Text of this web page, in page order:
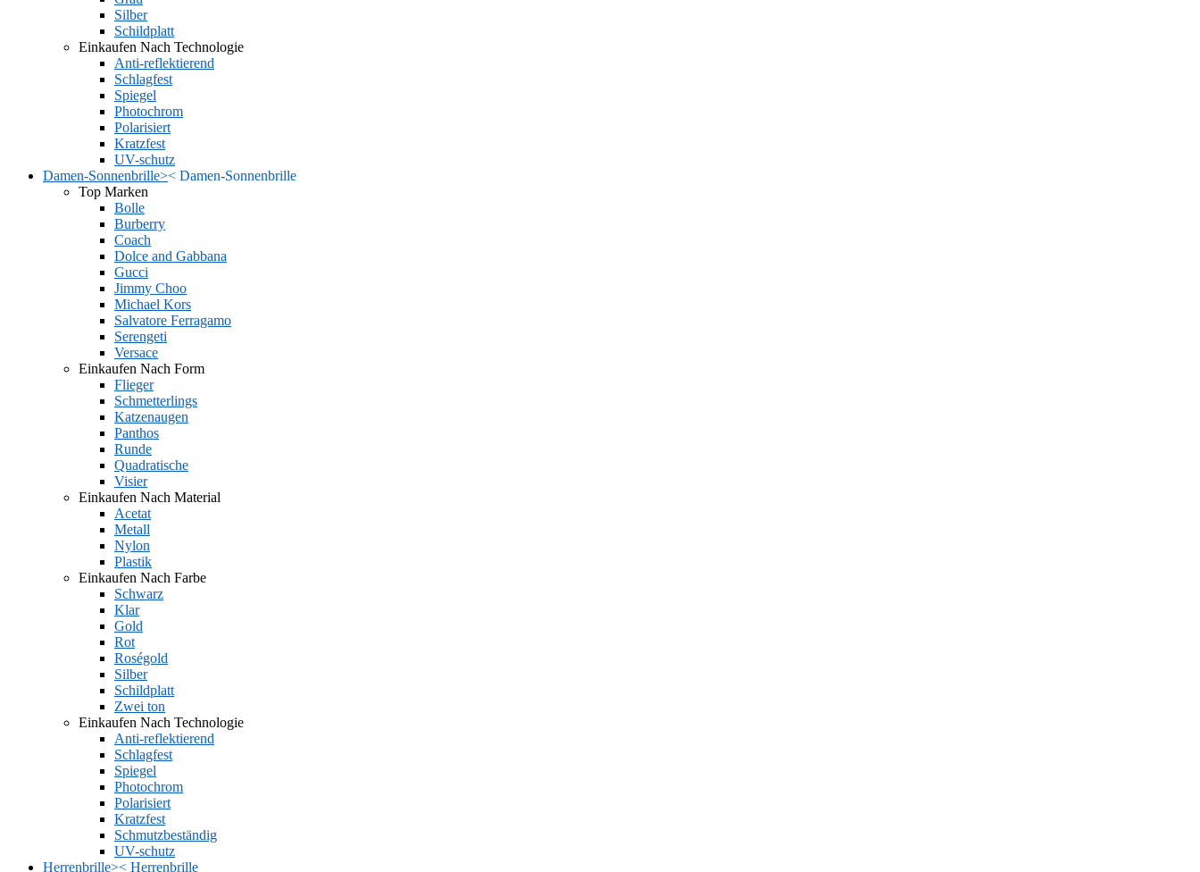
Silber
Schildplatt
Einkaufen Nach Technologie
Anti-reflektierend
Schlagfest
Spiegel
Photochrom
Polarisiert
Kratzfest
UV-schutz
Damen-Sonnenbrille>< Damen-Sonnenbrille
Top Marken
Bolle
Burberry
Coach
Dolce and Gabbana
Gucci
Jimmy Choo
Michael Kors
Salvatore Ferragamo
Serengeti
Versace
Einkaufen Nach Form
Flieger
Schmetterlings
Katzenaugen
Panthos
Runde
Quadratische
Visier
Einkaufen Nach Material
Acetat
Metall
Nylon
Plastik
Einkaufen Nach Farbe
Schwarz
Klar
Gold
Rot
Roségold
Silber
Schildplatt
Zwei ton
Einkaufen Nach Technologie
Anti-reflektierend
Schlagfest
Spiegel
Photochrom
Polarisiert
Kratzfest
Schmutzbeständig
UV-schutz
Herrenbrille>< Herrenbrille